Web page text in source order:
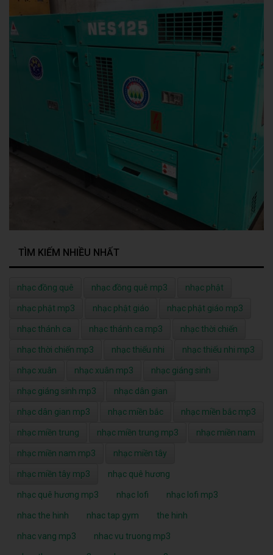
TÌM KIẾM NHIỀU NHẤT
nhạc đồng quê nhạc đồng quê mp3 nhạc phật
nhạc phật mp3 nhạc phật giáo nhạc phật giáo mp3
nhạc thánh ca nhạc thánh ca mp3 nhạc thời chiến
nhạc thời chiến mp3 nhạc thiếu nhi nhạc thiếu nhi mp3
nhạc xuân nhạc xuân mp3 nhạc giáng sinh
nhạc giáng sinh mp3 nhạc dân gian
nhạc dân gian mp3 nhạc miền bắc nhạc miền bắc mp3
nhạc miền trung nhạc miền trung mp3 nhạc miền nam
nhạc miền nam mp3 nhạc miền tây
nhạc miền tây mp3 nhạc quê hương
nhạc quê hương mp3 nhạc lofi nhạc lofi mp3
nhac the hinh nhac tap gym the hinh
nhac vang mp3 nhac vu truong mp3